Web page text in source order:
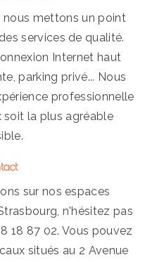
nous mettons un point
services de qualité.
Internet haut
parking privé... Nous
professionnelle
soit la plus agréable
sur nos espaces
n'hésitez pas
18 87 02. Vous pouvez
situés au 2 Avenue